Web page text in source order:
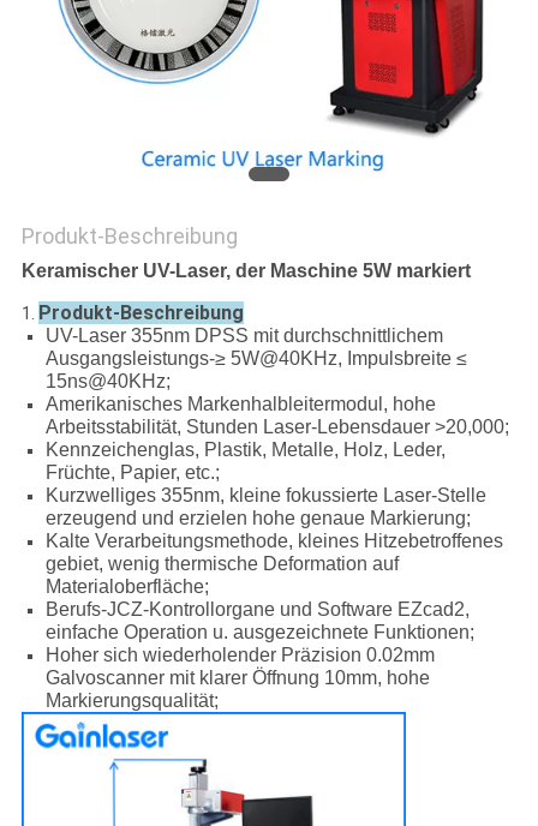
PRIVACY
POLICY
Produkt-Beschreibung
Keramischer UV-Laser, der Maschine 5W markiert
1. Produkt-Beschreibung
UV-Laser 355nm DPSS mit durchschnittlichem
Ausgangsleistungs-≥ 5W@40KHz, Impulsbreite ≤
15ns@40KHz;
Amerikanisches Markenhalbleitermodul, hohe
Arbeitsstabilität, Stunden Laser-Lebensdauer >20,000;
Kennzeichenglas, Plastik, Metalle, Holz, Leder,
Früchte, Papier, etc.;
Kurzwelliges 355nm, kleine fokussierte Laser-Stelle
erzeugend und erzielen hohe genaue Markierung;
Kalte Verarbeitungsmethode, kleines Hitzebetroffenes
gebiet, wenig thermische Deformation auf
Materialoberfläche;
Berufs-JCZ-Kontrollorgane und Software EZcad2,
einfache Operation u. ausgezeichnete Funktionen;
Hoher sich wiederholender Präzision 0.02mm
Galvoscanner mit klarer Öffnung 10mm, hohe
Markierungsqualität;